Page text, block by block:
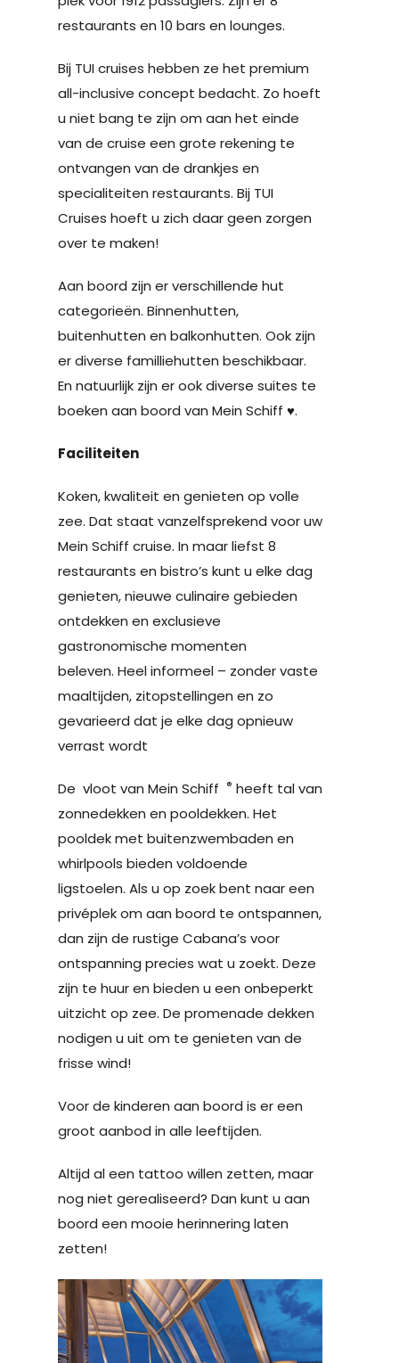
restaurants en 10 bars en lounges.
Bij TUI cruises hebben ze het premium
all-inclusive concept bedacht. Zo hoeft
u niet bang te zijn om aan het einde
van de cruise een grote rekening te
ontvangen van de drankjes en
specialiteiten restaurants. Bij TUI
Cruises hoeft u zich daar geen zorgen
over te maken!
Aan boord zijn er verschillende hut
categorieën. Binnenhutten,
buitenhutten en balkonhutten. Ook zijn
er diverse familliehutten beschikbaar.
En natuurlijk zijn er ook diverse suites te
boeken aan boord van Mein Schiff ♥.
Faciliteiten
Koken, kwaliteit en genieten op volle
zee. Dat staat vanzelfsprekend voor uw
Mein Schiff cruise. In maar liefst 8
restaurants en bistro’s kunt u elke dag
genieten, nieuwe culinaire gebieden
ontdekken en exclusieve
gastronomische momenten
beleven. Heel informeel – zonder vaste
maaltijden, zitopstellingen en zo
gevarieerd dat je elke dag opnieuw
verrast wordt
De vloot van Mein Schiff ® heeft tal van
zonnedekken en pooldekken. Het
pooldek met buitenzwembaden en
whirlpools bieden voldoende
ligstoelen. Als u op zoek bent naar een
privéplek om aan boord te ontspannen,
dan zijn de rustige Cabana’s voor
ontspanning precies wat u zoekt. Deze
zijn te huur en bieden u een onbeperkt
uitzicht op zee. De promenade dekken
nodigen u uit om te genieten van de
frisse wind!
Voor de kinderen aan boord is er een
groot aanbod in alle leeftijden.
Altijd al een tattoo willen zetten, maar
nog niet gerealiseerd? Dan kunt u aan
boord een mooie herinnering laten
zetten!